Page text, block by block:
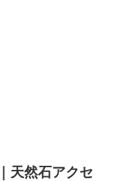
天然石アクセ